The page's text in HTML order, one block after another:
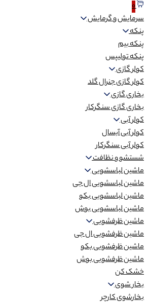
0
سرمایش و گرمایش
پنکه
پنکه بیم
پنکه تولیپس
کولر گازی
کولر گازی جنرال گلد
بخاری گازی
بخاری گازی سنگرکار
کولر آبی
کولر آبی آبسال
کولر آبی سنگرکار
شستشو و نظافت
ماشین لباسشویی
ماشین لباسشویی ال جی
ماشین لباسشویی بکو
ماشین لباسشویی بوش
ماشین ظرفشویی
ماشین ظرفشویی ال جی
ماشین ظرفشویی بکو
ماشین ظرفشویی بوش
خشک کن
بخار شوی
بخارشوی کارچر